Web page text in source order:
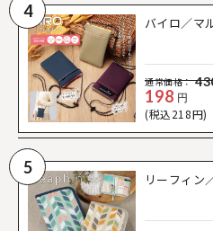
4
バイロ／マ
通常価格：
198 円
(税込218円)
5
リーフィン